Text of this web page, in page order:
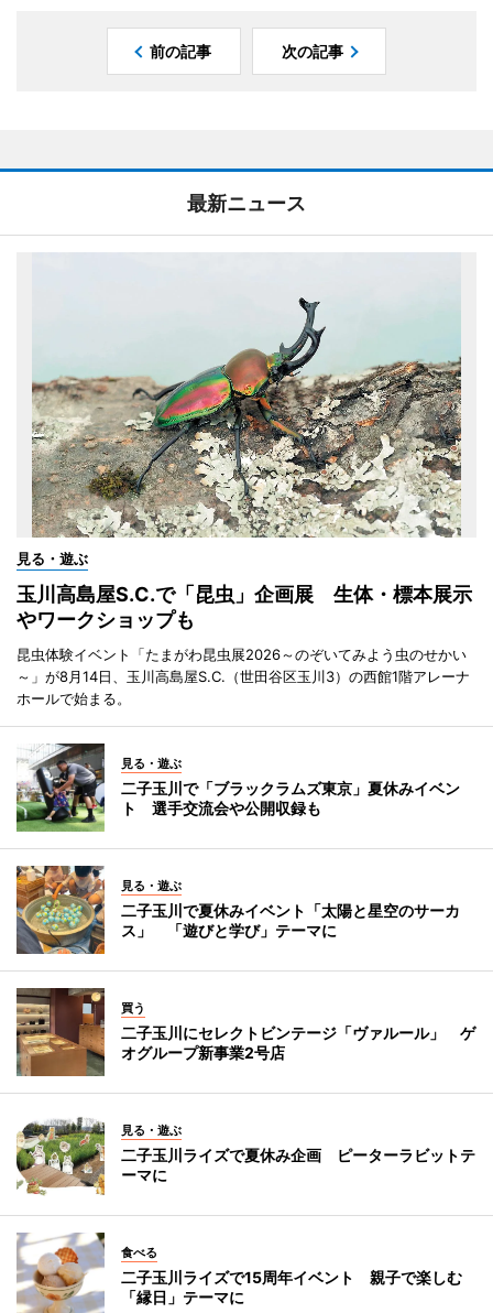
前の記事 次の記事
最新ニュース
見る・遊ぶ
玉川高島屋S.C.で「昆虫」企画展 生体・標本展示
やワークショップも
昆虫体験イベント「たまがわ昆虫展2026～のぞいてみよう虫のせかい
～」が8月14日、玉川高島屋S.C.（世田谷区玉川3）の西館1階アレーナ
ホールで始まる。
見る・遊ぶ
二子玉川で「ブラックラムズ東京」夏休みイベン
ト 選手交流会や公開収録も
見る・遊ぶ
二子玉川で夏休みイベント「太陽と星空のサーカ
ス」 「遊びと学び」テーマに
買う
二子玉川にセレクトビンテージ「ヴァルール」 ゲ
オグループ新事業2号店
見る・遊ぶ
二子玉川ライズで夏休み企画 ピーターラビットテ
ーマに
食べる
二子玉川ライズで15周年イベント 親子で楽しむ
「縁日」テーマに